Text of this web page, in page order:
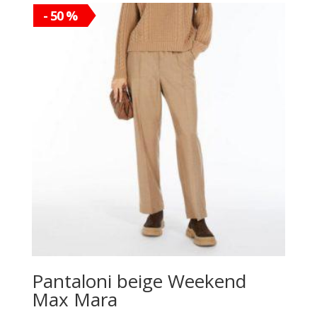
- 50 %
Pantaloni beige Weekend
Max Mara